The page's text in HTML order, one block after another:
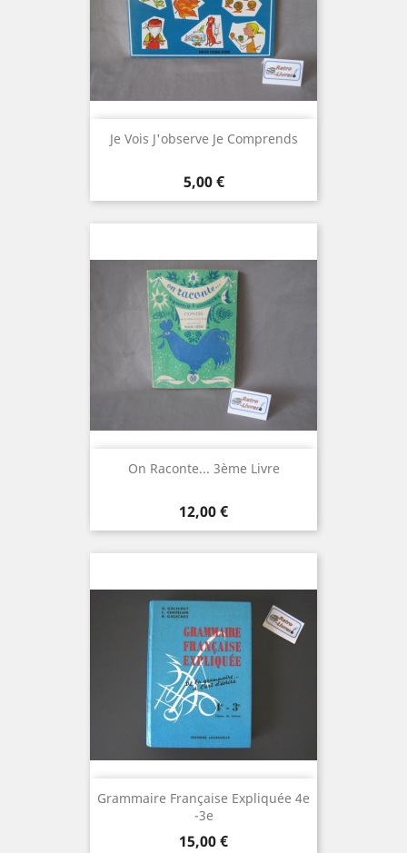
Je Vois J'observe Je Comprends
Prix
5,00 €
On Raconte... 3ème Livre
Prix
12,00 €
Grammaire Française Expliquée 4e
-3e
Prix
15,00 €